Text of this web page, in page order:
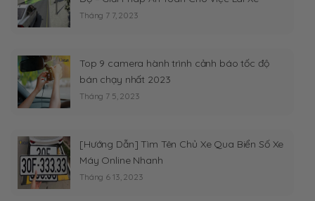
Tháng 7 7, 2023
Top 9 camera hành trình cảnh báo tốc độ
bán chạy nhất 2023
Tháng 7 5, 2023
[Hướng Dẫn] Tìm Tên Chủ Xe Qua Biển Số Xe
Máy Online Nhanh
Tháng 6 13, 2023